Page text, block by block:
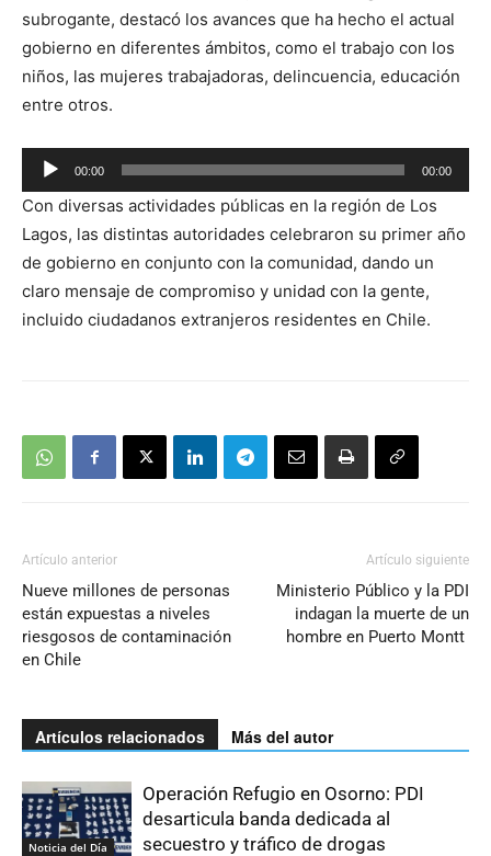
audio
subrogante, destacó los avances que ha hecho el actual
gobierno en diferentes ámbitos, como el trabajo con los
niños, las mujeres trabajadoras, delincuencia, educación
entre otros.
Reproductor
de
audio
00:00 00:00
Con diversas actividades públicas en la región de Los
Lagos, las distintas autoridades celebraron su primer año
de gobierno en conjunto con la comunidad, dando un
claro mensaje de compromiso y unidad con la gente,
incluido ciudadanos extranjeros residentes en Chile.
Artículo anterior
Nueve millones de personas
están expuestas a niveles
riesgosos de contaminación
en Chile
Artículo siguiente
Ministerio Público y la PDI
indagan la muerte de un
hombre en Puerto Montt
Artículos relacionados Más del autor
Noticia del Día
Operación Refugio en Osorno: PDI
desarticula banda dedicada al
secuestro y tráfico de drogas